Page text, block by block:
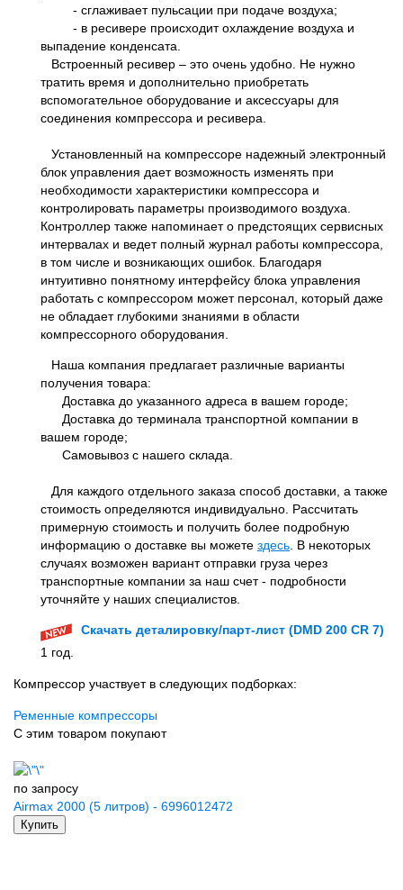
- сглаживает пульсации при подаче воздуха;
- в ресивере происходит охлаждение воздуха и
выпадение конденсата.
Встроенный ресивер – это очень удобно. Не нужно
тратить время и дополнительно приобретать
вспомогательное оборудование и аксессуары для
соединения компрессора и ресивера.
Установленный на компрессоре надежный электронный
блок управления дает возможность изменять при
необходимости характеристики компрессора и
контролировать параметры производимого воздуха.
Контроллер также напоминает о предстоящих сервисных
интервалах и ведет полный журнал работы компрессора,
в том числе и возникающих ошибок. Благодаря
интуитивно понятному интерфейсу блока управления
работать с компрессором может персонал, который даже
не обладает глубокими знаниями в области
компрессорного оборудования.
Наша компания предлагает различные варианты
получения товара:
Доставка до указанного адреса в вашем городе;
Доставка до терминала транспортной компании в
вашем городе;
Самовывоз с нашего склада.
Для каждого отдельного заказа способ доставки, а также
стоимость определяются индивидуально. Рассчитать
примерную стоимость и получить более подробную
информацию о доставке вы можете здесь . В некоторых
случаях возможен вариант отправки груза через
транспортные компании за наш счет - подробности
уточняйте у наших специалистов.
Скачать деталировку/парт-лист (DMD 200 CR 7)
1 год.
Компрессор участвует в следующих подборках:
Ременные компрессоры
С этим товаром покупают
по запросу
Airmax 2000 (5 литров) - 6996012472
Купить